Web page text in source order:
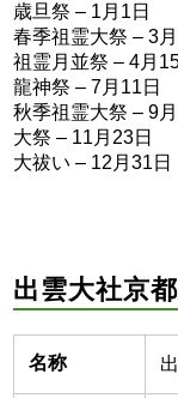
歳旦祭 – 1月1日
春季祖霊大祭 – 3
祖霊月並祭 – 4月
龍神祭 – 7月11日
秋季祖霊大祭 – 9
大祭 – 11月23日
大祓い – 12月31日
出雲大社京
名称